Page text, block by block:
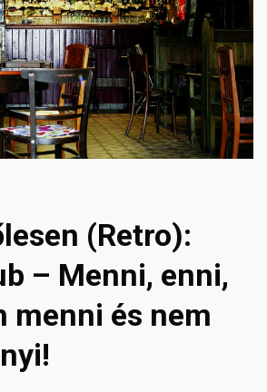
(Retro):
– Menni, enni,
menni és nem